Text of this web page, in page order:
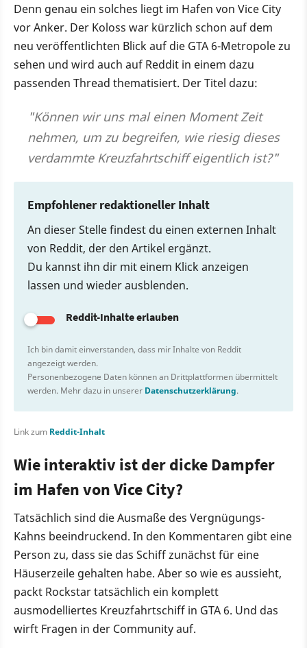
Denn genau ein solches liegt im Hafen von Vice City
vor Anker. Der Koloss war kürzlich schon auf dem
neu veröffentlichten Blick auf die GTA 6-Metropole zu
sehen und wird auch auf Reddit in einem dazu
passenden Thread thematisiert. Der Titel dazu:
"Können wir uns mal einen Moment Zeit
nehmen, um zu begreifen, wie riesig dieses
verdammte Kreuzfahrtschiff eigentlich ist?"
Empfohlener redaktioneller Inhalt
An dieser Stelle findest du einen externen Inhalt
von Reddit, der den Artikel ergänzt.
Du kannst ihn dir mit einem Klick anzeigen
lassen und wieder ausblenden.
Reddit-Inhalte erlauben
Ich bin damit einverstanden, dass mir Inhalte von Reddit
angezeigt werden.
Personenbezogene Daten können an Drittplattformen übermittelt
werden. Mehr dazu in unserer Datenschutzerklärung.
Link zum Reddit-Inhalt
Wie interaktiv ist der dicke Dampfer
im Hafen von Vice City?
Tatsächlich sind die Ausmaße des Vergnügungs-
Kahns beeindruckend. In den Kommentaren gibt eine
Person zu, dass sie das Schiff zunächst für eine
Häuserzeile gehalten habe. Aber so wie es aussieht,
packt Rockstar tatsächlich ein komplett
ausmodelliertes Kreuzfahrtschiff in GTA 6. Und das
wirft Fragen in der Community auf.